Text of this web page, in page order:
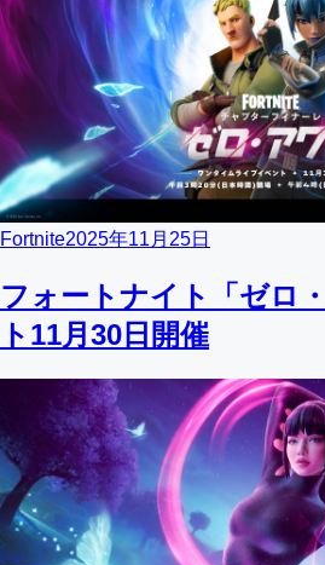
Fortnite2025年11月25日
フォートナイト「ゼロ
ト11月30日開催